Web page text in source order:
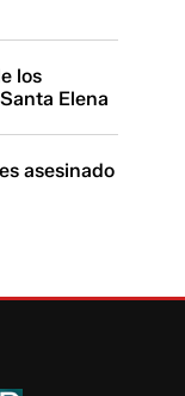
los
Elena
asesinado